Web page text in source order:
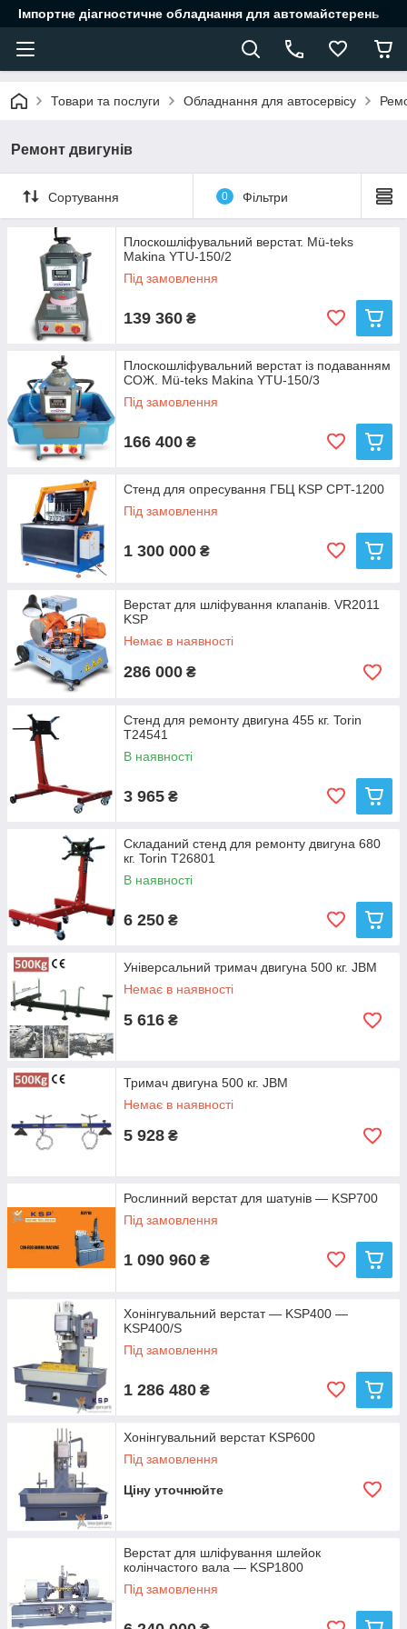
Імпортне діагностичне обладнання для автомайстерень
Товари та послуги Обладнання для автосервісу
Ремонт двигунів
Сортування 0 Фільтри
Плоскошліфувальний верстат. Mü-teks
Makina YTU-150/2
Під замовлення
139 360 ₴
Плоскошліфувальний верстат із подаванням
СОЖ. Mü-teks Makina YTU-150/3
Під замовлення
166 400 ₴
Стенд для опресування ГБЦ KSP CPT-1200
Під замовлення
1 300 000 ₴
Верстат для шліфування клапанів. VR2011
KSP
Немає в наявності
286 000 ₴
Стенд для ремонту двигуна 455 кг. Torin
T24541
В наявності
3 965 ₴
Складаний стенд для ремонту двигуна 680
кг. Torin T26801
В наявності
6 250 ₴
Універсальний тримач двигуна 500 кг. JBM
Немає в наявності
5 616 ₴
Тримач двигуна 500 кг. JBM
Немає в наявності
5 928 ₴
Рослинний верстат для шатунів — KSP700
Під замовлення
1 090 960 ₴
Хонінгувальний верстат — KSP400 —
KSP400/S
Під замовлення
1 286 480 ₴
Хонінгувальний верстат KSP600
Під замовлення
Ціну уточнюйте
Верстат для шліфування шлейок
колінчастого вала — KSP1800
Під замовлення